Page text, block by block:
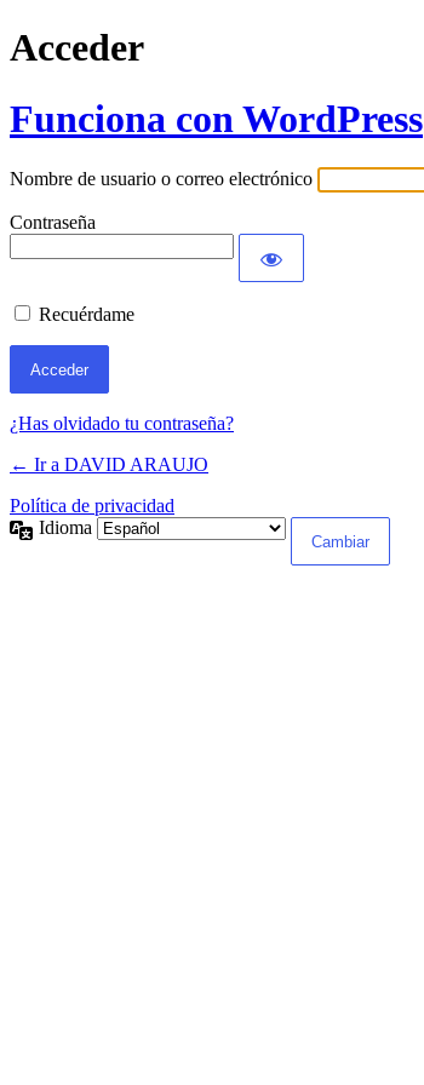
Acceder
Funciona con WordPress
Nombre de usuario o correo electrónico
Contraseña
Recuérdame
¿Has olvidado tu contraseña?
← Ir a DAVID ARAUJO
Política de privacidad
Idioma